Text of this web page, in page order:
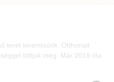
teret teremtsünk. Otthonait
töltjük meg. Már 2018 óta